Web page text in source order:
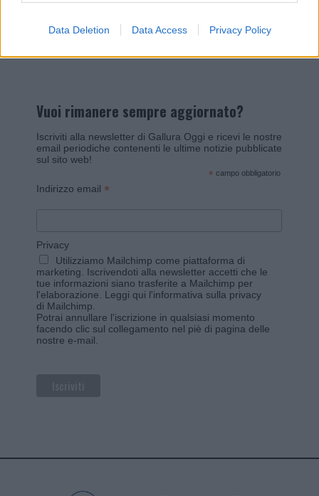
Data Deletion Data Access Privacy Policy
Vuoi rimanere sempre aggiornato?
Iscriviti alla newsletter di Gallura Oggi e ricevi le nostre
email periodiche contenenti le ultime notizie pubblicate
sul sito web!
* campo obbligatorio
Indirizzo email *
Privacy
Utilizziamo Mailchimp come piattaforma di
marketing. Iscrivendoti alla newsletter accetti che le
tue informazioni siano trasferite a Mailchimp per
l'elaborazione. Leggi qui l'informativa sulla privacy
di Mailchimp.
Potrai annullare l'iscrizione in qualsiasi momento
facendo clic sul collegamento nel piè di pagina delle
nostre e-mail.